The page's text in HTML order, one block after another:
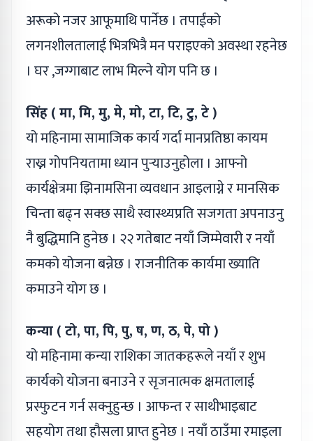
अरूको नजर आफूमाथि पार्नेछ । तपाईंको
लगनशीलतालाई भित्रभित्रै मन पराइएको अवस्था रहनेछ
। घर ,जग्गाबाट लाभ मिल्ने योग पनि छ ।
सिंह ( मा, मि, मु, मे, मो, टा, टि, टु, टे )
यो महिनामा सामाजिक कार्य गर्दा मानप्रतिष्ठा कायम
राख्न गोपनियतामा ध्यान पुर्‍याउनुहोला । आफ्नो
कार्यक्षेत्रमा झिनामसिना व्यवधान आइलाग्ने र मानसिक
चिन्ता बढ्न सक्छ साथै स्वास्थ्यप्रति सजगता अपनाउनु
नै बुद्धिमानि हुनेछ । २२ गतेबाट नयाँ जिम्मेवारी र नयाँ
कमको योजना बन्नेछ । राजनीतिक कार्यमा ख्याति
कमाउने योग छ ।
कन्या ( टो, पा, पि, पु, ष, ण, ठ, पे, पो )
यो महिनामा कन्या राशिका जातकहरूले नयाँ र शुभ
कार्यको योजना बनाउने र सृजनात्मक क्षमतालाई
प्रस्फुटन गर्न सक्नुहुन्छ । आफन्त र साथीभाइबाट
सहयोग तथा हौसला प्राप्त हुनेछ । नयाँ ठाउँमा रमाइला